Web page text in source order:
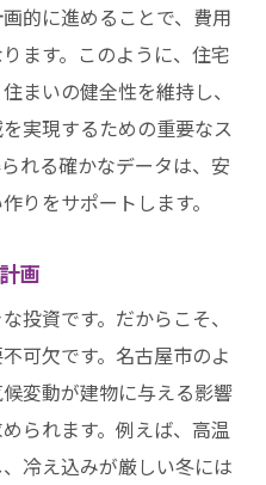
的に進めることで、費用
ます。このように、住宅
まいの健全性を維持し、
実現するための重要なス
れる確かなデータは、安
りをサポートします。
画
投資です。だからこそ、
可欠です。名古屋市のよ
変動が建物に与える影響
られます。例えば、高温
冷え込みが厳しい冬には